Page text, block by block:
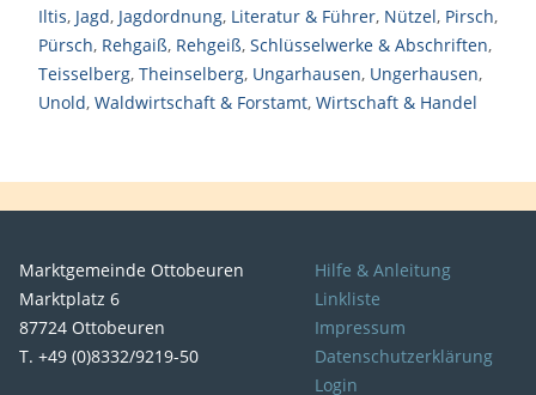
Iltis, Jagd, Jagdordnung, Literatur & Führer, Nützel, Pirsch,
Pürsch, Rehgaiß, Rehgeiß, Schlüsselwerke & Abschriften,
Teisselberg, Theinselberg, Ungarhausen, Ungerhausen,
Unold, Waldwirtschaft & Forstamt, Wirtschaft & Handel
Marktgemeinde Ottobeuren
Marktplatz 6
87724 Ottobeuren
T. +49 (0)8332/9219-50
Hilfe & Anleitung
Linkliste
Impressum
Datenschutzerklärung
Login